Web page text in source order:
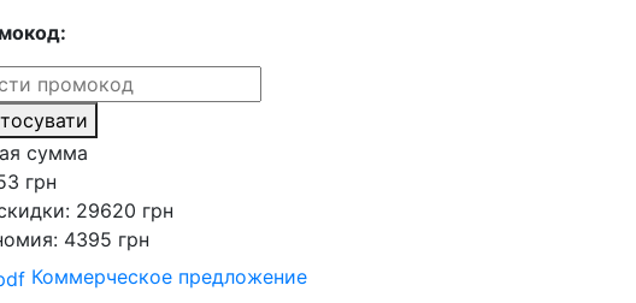
сумма
грн
29620 грн
4395 грн
Коммерческое предложение